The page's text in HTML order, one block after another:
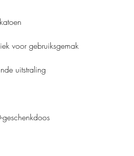
voor gebruiksgemak
uitstraling